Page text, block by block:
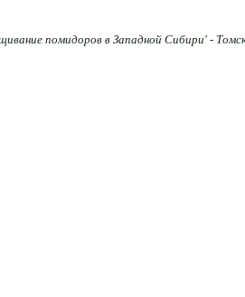
помидоров в Западной Сибири' -